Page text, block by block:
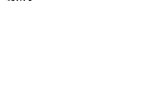
Cena: